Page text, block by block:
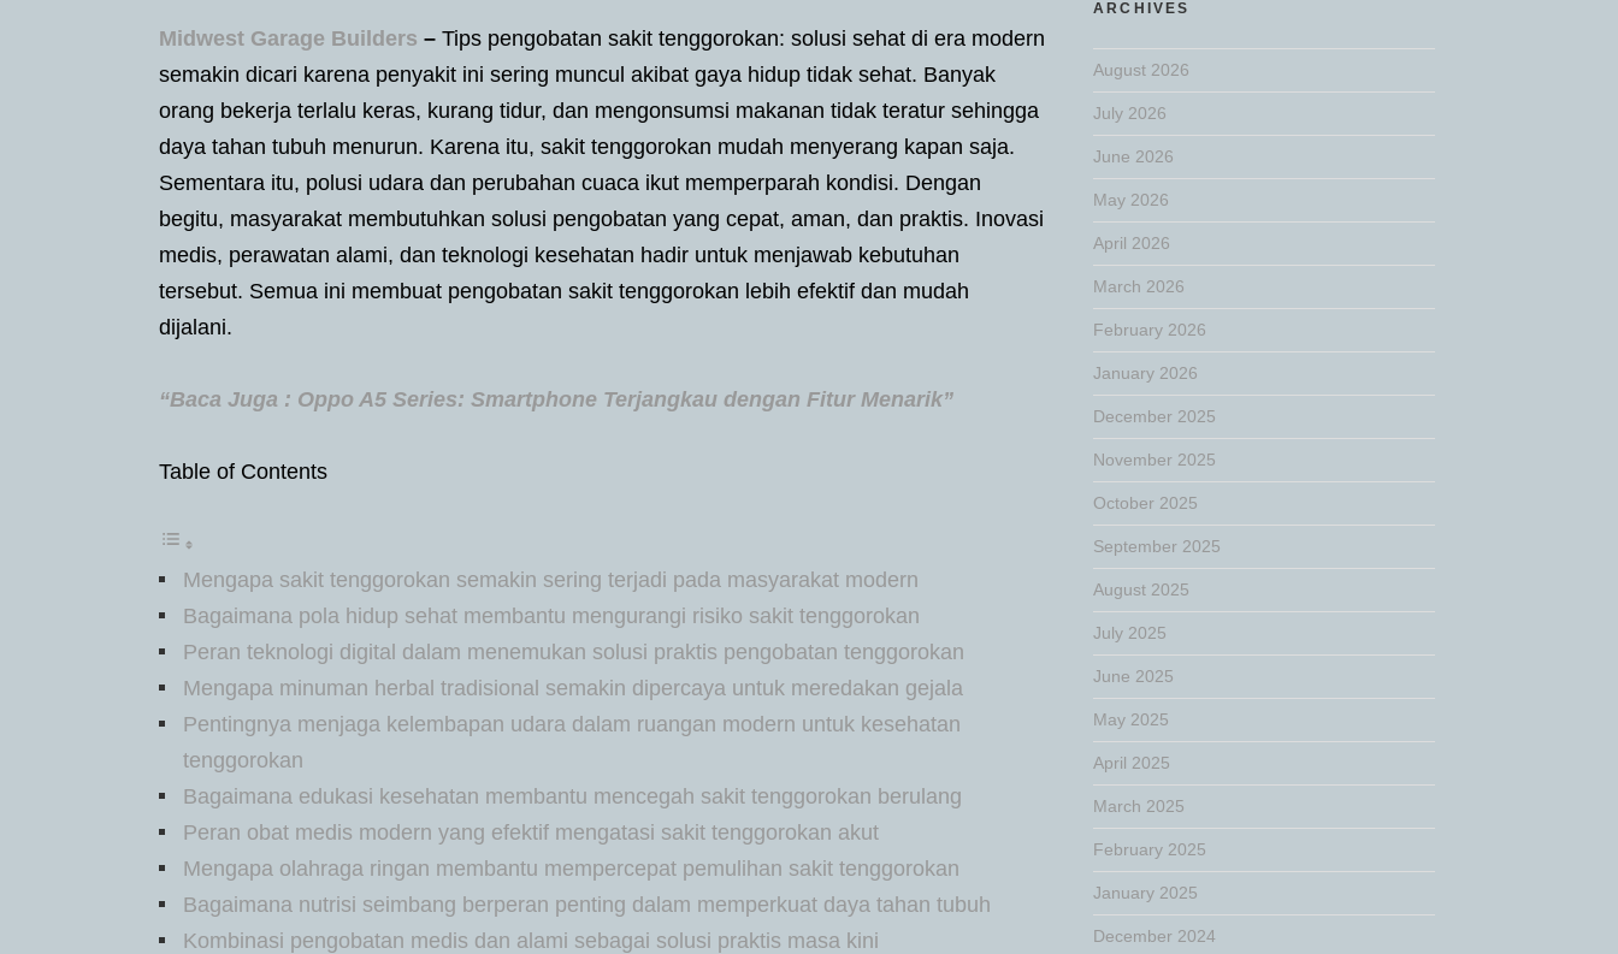
Midwest Garage Builders – Tips pengobatan sakit tenggorokan: solusi sehat di era modern
semakin dicari karena penyakit ini sering muncul akibat gaya hidup tidak sehat. Banyak
orang bekerja terlalu keras, kurang tidur, dan mengonsumsi makanan tidak teratur sehingga
daya tahan tubuh menurun. Karena itu, sakit tenggorokan mudah menyerang kapan saja.
Sementara itu, polusi udara dan perubahan cuaca ikut memperparah kondisi. Dengan
begitu, masyarakat membutuhkan solusi pengobatan yang cepat, aman, dan praktis. Inovasi
medis, perawatan alami, dan teknologi kesehatan hadir untuk menjawab kebutuhan
tersebut. Semua ini membuat pengobatan sakit tenggorokan lebih efektif dan mudah
dijalani.
“Baca Juga : Oppo A5 Series: Smartphone Terjangkau dengan Fitur Menarik”
Table of Contents
Mengapa sakit tenggorokan semakin sering terjadi pada masyarakat modern
Bagaimana pola hidup sehat membantu mengurangi risiko sakit tenggorokan
Peran teknologi digital dalam menemukan solusi praktis pengobatan tenggorokan
Mengapa minuman herbal tradisional semakin dipercaya untuk meredakan gejala
Pentingnya menjaga kelembapan udara dalam ruangan modern untuk kesehatan
tenggorokan
Bagaimana edukasi kesehatan membantu mencegah sakit tenggorokan berulang
Peran obat medis modern yang efektif mengatasi sakit tenggorokan akut
Mengapa olahraga ringan membantu mempercepat pemulihan sakit tenggorokan
Bagaimana nutrisi seimbang berperan penting dalam memperkuat daya tahan tubuh
Kombinasi pengobatan medis dan alami sebagai solusi praktis masa kini
ARCHIVES
August 2026
July 2026
June 2026
May 2026
April 2026
March 2026
February 2026
January 2026
December 2025
November 2025
October 2025
September 2025
August 2025
July 2025
June 2025
May 2025
April 2025
March 2025
February 2025
January 2025
December 2024